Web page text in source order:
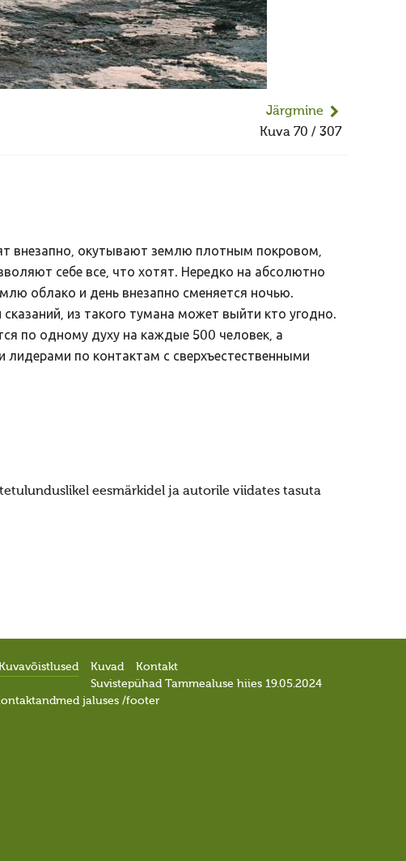
Järgmine
Kuva 70 / 307
внезапно, окутывают землю плотным покровом,
себе все, что хотят. Нередко на абсолютно
облако и день внезапно сменяется ночью.
из такого тумана может выйти кто угодно.
по одному духу на каждые 500 человек, а
по контактам с сверхъестественными
eesmärkidel ja autorile viidates tasuta
Kuvad
Kontakt
Suvistepühad Tammealuse hiies 19.05.2024
jaluses /footer